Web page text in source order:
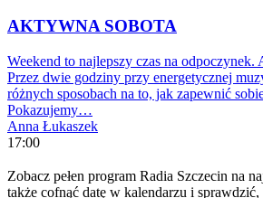
AKTYWNA SOBOTA
Weekend to najlepszy czas na
Przez dwie godziny przy energetycznej
różnych sposobach na to, jak zapewnić
Pokazujemy…
Anna Łukaszek
17:00
Zobacz pełen program Radia Szczecin na
także cofnąć datę w kalendarzu i